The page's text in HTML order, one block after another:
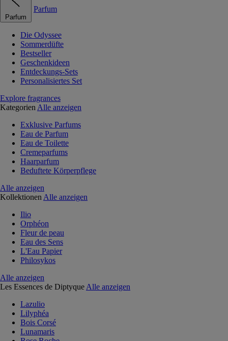
Parfum
Parfum
Die Odyssee
Sommerdüfte
Bestseller
Geschenkideen
Entdeckungs-Sets
Personalisiertes Set
Explore fragrances
Kategorien Alle anzeigen
Exklusive Parfums
Eau de Parfum
Eau de Toilette
Cremeparfums
Haarparfum
Beduftete Körperpflege
Alle anzeigen
Kollektionen Alle anzeigen
Ilio
Orphéon
Fleur de peau
Eau des Sens
L'Eau Papier
Philosykos
Alle anzeigen
Les Essences de Diptyque Alle anzeigen
Lazulio
Lilyphéa
Bois Corsé
Lunamaris